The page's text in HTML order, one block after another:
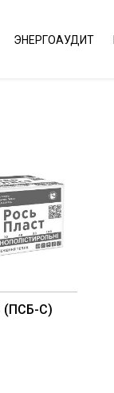
ЭНЕРГОАУДИТ
(ПСБ-С)